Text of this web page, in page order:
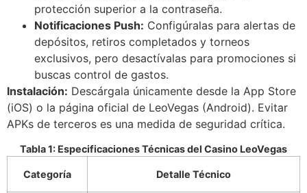
protección superior a la contraseña.
Notificaciones Push: Configúralas para alertas de
depósitos, retiros completados y torneos
exclusivos, pero desactívalas para promociones si
buscas control de gastos.
Instalación: Descárgala únicamente desde la App Store
(iOS) o la página oficial de LeoVegas (Android). Evitar
APKs de terceros es una medida de seguridad crítica.
Tabla 1: Especificaciones Técnicas del Casino LeoVegas
Categoría Detalle Técnico